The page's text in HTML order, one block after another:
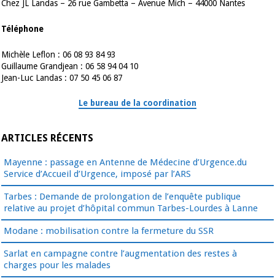
Chez JL Landas – 26 rue Gambetta – Avenue Mich – 44000 Nantes
Téléphone
Michèle Leflon : 06 08 93 84 93
Guillaume Grandjean : 06 58 94 04 10
Jean-Luc Landas : 07 50 45 06 87
Le bureau de la coordination
ARTICLES RÉCENTS
Mayenne : passage en Antenne de Médecine d’Urgence.du
Service d’Accueil d’Urgence, imposé par l’ARS
Tarbes : Demande de prolongation de l’enquête publique
relative au projet d’hôpital commun Tarbes-Lourdes à Lanne
Modane : mobilisation contre la fermeture du SSR
Sarlat en campagne contre l’augmentation des restes à
charges pour les malades